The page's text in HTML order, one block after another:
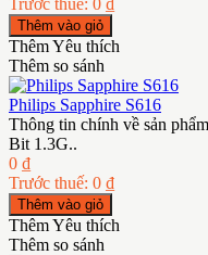
Thêm Yêu thích
Thêm so sánh
Philips Sapphire S616
Thông tin chính về sản
Bit 1.3G..
0 ₫
Trước thuế: 0 ₫
Thêm Yêu thích
Thêm so sánh